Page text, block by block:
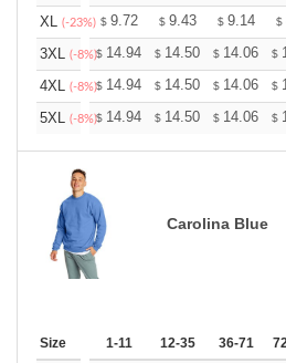
XL (-23%) $ 9.72 $ 9.43 $ 9.14 $
3XL (-8%)$ 14.94 $ 14.50 $ 14.06 $
4XL (-8%)$ 14.94 $ 14.50 $ 14.06 $
5XL (-8%)$ 14.94 $ 14.50 $ 14.06 $
Carolina Blue
Size 1-11 12-35 36-71